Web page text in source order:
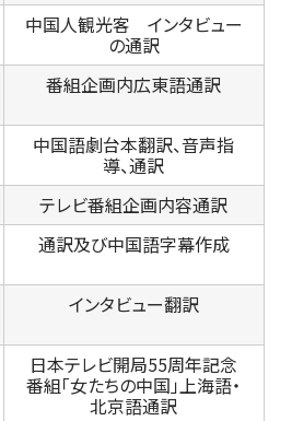
中国人観光客 インタビュー
の通訳
番組企画内広東語通訳
中国語劇台本翻訳、音声指
導、通訳
テレビ番組企画内容通訳
通訳及び中国語字幕作成
インタビュー翻訳
日本テレビ開局55周年記念
番組「女たちの中国」上海語・
北京語通訳